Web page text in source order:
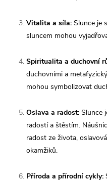
Vitalita a síla: Slunce je
sluncem mohou
Spiritualita a duchovní
duchovními a
mohou symbolizovat
Oslava a radost: Slunce
radostí a štěstím.
radost ze života,
okamžiků.
Příroda a přírodní cykly: